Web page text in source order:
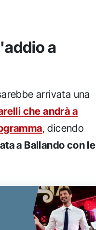
a
arrivata una
che andrà a
, dicendo
a Ballando con le